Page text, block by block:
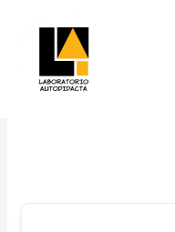
contenido